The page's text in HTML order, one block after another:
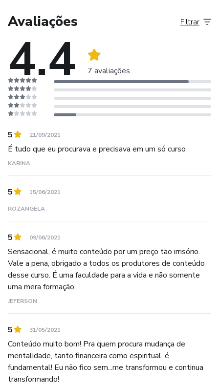
Avaliações
4.4 7 avaliações
Filtrar
5 21/09/2021
É tudo que eu procurava e precisava em um só curso
KARINA
5 15/06/2021
ROZANGELA
5 09/06/2021
Sensacional, é muito conteúdo por um preço tão irrisório.
Vale a pena, obrigado a todos os produtores de conteúdo
desse curso. É uma faculdade para a vida e não somente
uma mera formação.
JEFERSON
5 31/05/2021
Conteúdo muito bom! Pra quem procura mudança de
mentalidade, tanto financeira como espiritual, é
fundamental! Eu não fico sem...me transformou e continua
transformando!